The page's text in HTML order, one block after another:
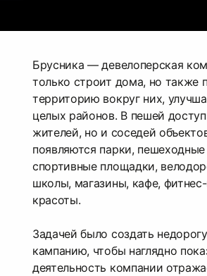
Брусника — девелоперская
только строит дома, но также
территорию вокруг них,
целых районов. В пешей
жителей, но и соседей
появляются парки, пешеходные
спортивные площадки,
школы, магазины, кафе,
красоты.
Задачей было создать
кампанию, чтобы наглядно
деятельность компании